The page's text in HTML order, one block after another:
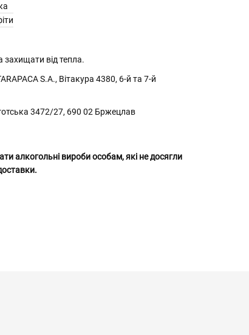
захищати від тепла.
S.A., Вітакура 4380, 6-й та 7-й
3472/27, 690 02 Бржецлав
алкогольні вироби особам, які не досягли